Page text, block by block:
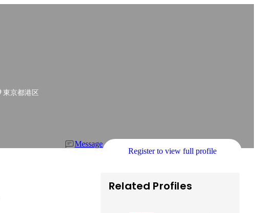
東京都港区
Message
Register to view full profile
Related Profiles